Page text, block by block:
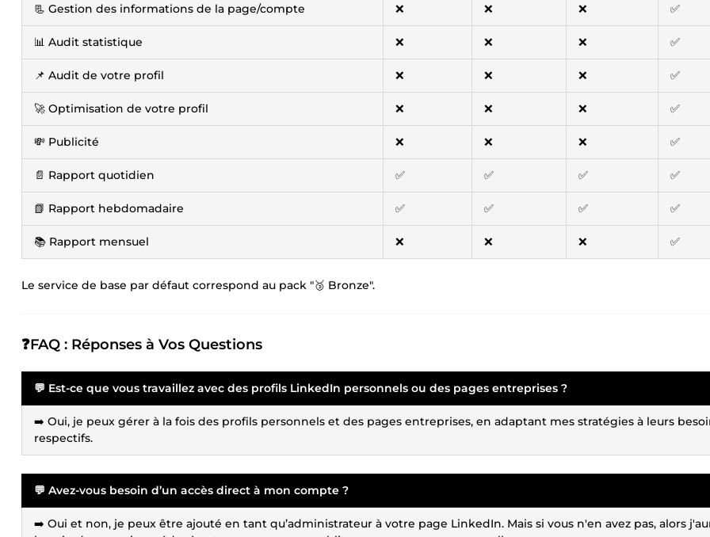
📃 Gestion des informations de la page/compte ❌ ❌ ❌ ✅
📊 Audit statistique ❌ ❌ ❌ ✅
📌 Audit de votre profil ❌ ❌ ❌ ✅
🚀 Optimisation de votre profil ❌ ❌ ❌ ✅
💸 Publicité ❌ ❌ ❌ ✅
📄 Rapport quotidien ✅ ✅ ✅ ✅
📗 Rapport hebdomadaire ✅ ✅ ✅ ✅
📚 Rapport mensuel ❌ ❌ ❌ ✅
Le service de base par défaut correspond au pack "🥉 Bronze".
❓FAQ : Réponses à Vos Questions
💬 Est-ce que vous travaillez avec des profils LinkedIn personnels ou des pages entreprises ?
➡️ Oui, je peux gérer à la fois des profils personnels et des pages entreprises, en adaptant mes stratégies à leurs
respectifs.
💬 Avez-vous besoin d’un accès direct à mon compte ?
➡️ Oui et non, je peux être ajouté en tant qu’administrateur à votre page LinkedIn. Mais si vous n'en avez pas, alors